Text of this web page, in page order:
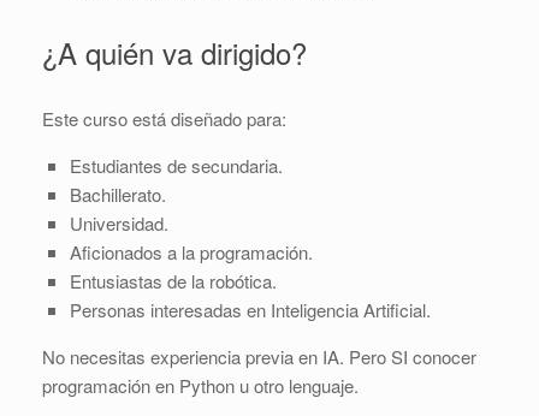
¿A quién va dirigido?
Este curso está diseñado para:
Estudiantes de secundaria.
Bachillerato.
Universidad.
Aficionados a la programación.
Entusiastas de la robótica.
Personas interesadas en Inteligencia Artificial.
No necesitas experiencia previa en IA. Pero SI conocer
programación en Python u otro lenguaje.